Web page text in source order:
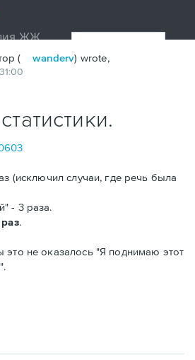
( wanderv) wrote,
(исключил случаи, где речь была
- 3 раза.
.
это не оказалось "Я поднимаю этот